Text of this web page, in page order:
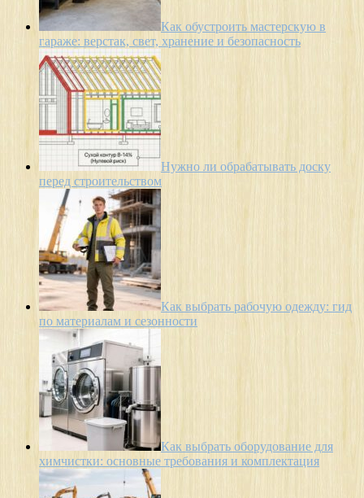
Как обустроить мастерскую в
гараже: верстак, свет, хранение и безопасность
Нужно ли обрабатывать доску
перед строительством
Как выбрать рабочую одежду: гид
по материалам и сезонности
Как выбрать оборудование для
химчистки: основные требования и комплектация